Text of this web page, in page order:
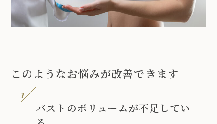
このようなお悩みが改善できます
1
バストのボリュームが不足してい